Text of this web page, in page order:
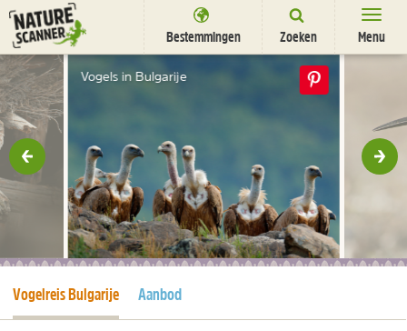
Ga
naar
content
Bestemmingen Zoeken Menu
Bestemmingen
Overnachten
Activiteiten
Natuurparken
Nieuwsbrief
Vogels in Bulgarije
Huidige pagina
Vogelreis Bulgarije Aanbod